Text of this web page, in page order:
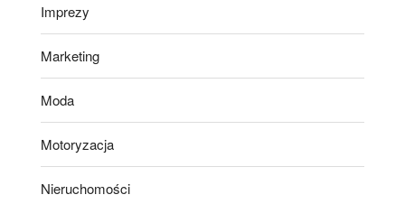
Imprezy
Marketing
Moda
Motoryzacja
Nieruchomości